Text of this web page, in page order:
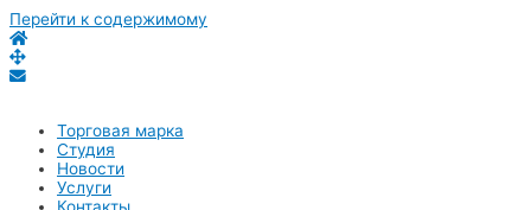
Перейти к содержимому
Торговая марка
Студия
Новости
Услуги
Контакты